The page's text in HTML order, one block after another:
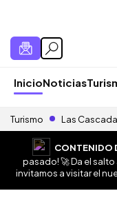
InicioNoticias
Turismo Las
CONTENIDO
pasado! 🚀 Da el
invitamos a visitar el